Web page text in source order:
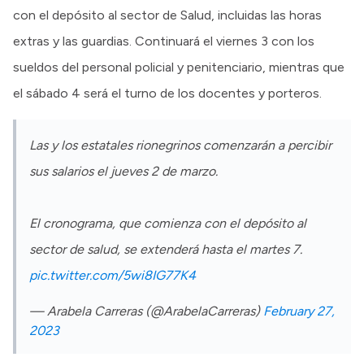
con el depósito al sector de Salud, incluidas las horas
extras y las guardias. Continuará el viernes 3 con los
sueldos del personal policial y penitenciario, mientras que
el sábado 4 será el turno de los docentes y porteros.
️Las y los estatales rionegrinos comenzarán a percibir
sus salarios el jueves 2 de marzo.
El cronograma, que comienza con el depósito al
sector de salud, se extenderá hasta el martes 7.
pic.twitter.com/5wi8IG77K4
— Arabela Carreras (@ArabelaCarreras) February 27,
2023